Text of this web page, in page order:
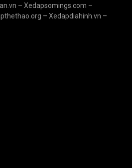
– Xedapsomings.com –
– Xedapdiahinh.vn –